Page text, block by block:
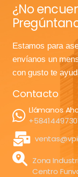
¿No
Estamos para
envíanos un
con gusto te
Contacto
Llámanos
Zona
Centro